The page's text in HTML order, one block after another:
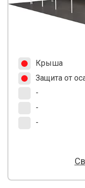
Крыша
Защита от
-
-
-